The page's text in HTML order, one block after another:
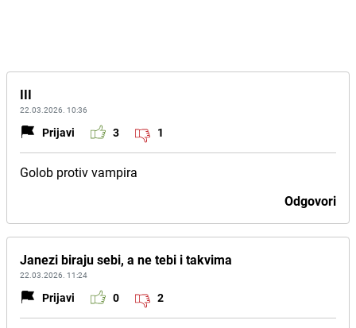
III
22.03.2026. 10:36
Prijavi 3 1
Golob protiv vampira
Odgovori
Janezi biraju sebi, a ne tebi i takvima
22.03.2026. 11:24
Prijavi 0 2